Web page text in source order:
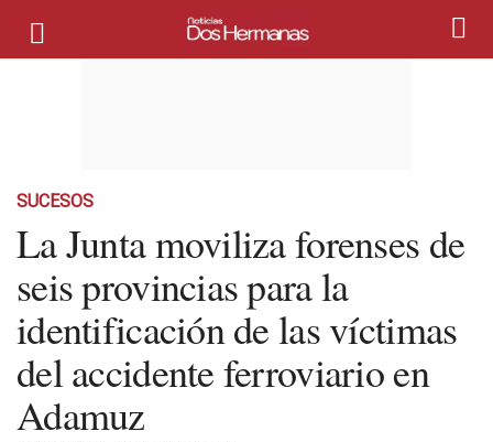
SUCESOS
La Junta moviliza forenses de
seis provincias para la
identificación de las víctimas
del accidente ferroviario en
Adamuz